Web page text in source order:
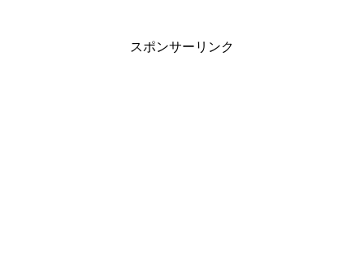
スポンサーリンク